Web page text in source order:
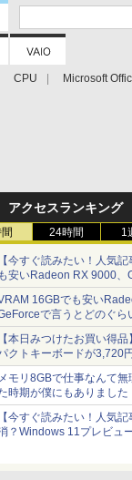
CPU Microsoft
アクセスランキング
24時間 1
今すぐ読みたい！人気
安いRadeon RX 9000、
ぐらいの性能？ - PC
16GBでも安い
で言うとどのぐら
本日みつけたお買い得品
クトキーボードが3,720
接続対応
モリ8GBで仕事なんて
時期が僕にもありました
今すぐ読みたい！人気
？Windows 11プレビュ